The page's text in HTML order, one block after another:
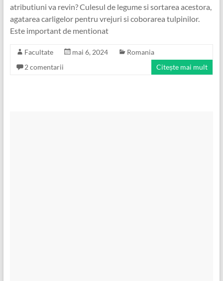
atributiuni va revin? Culesul de legume si sortarea acestora,
agatarea carligelor pentru vrejuri si coborarea tulpinilor.
Este important de mentionat
Facultate mai 6, 2024
Romania
2 comentarii
Citește mai mult